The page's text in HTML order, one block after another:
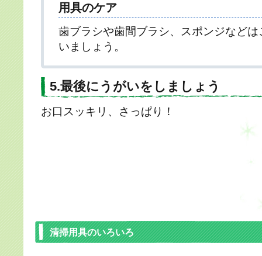
用具のケア
歯ブラシや歯間ブラシ、スポンジなど
いましょう。
5.最後にうがいをしましょう
お口スッキリ、さっぱり！
清掃用具のいろいろ